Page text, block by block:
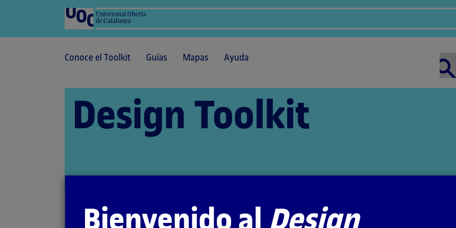
Universitat Oberta
de Catalunya
Conoce el Toolkit Guías Mapas Ayuda
Design Toolkit
Inicio Modelos
Bienvenido al Design